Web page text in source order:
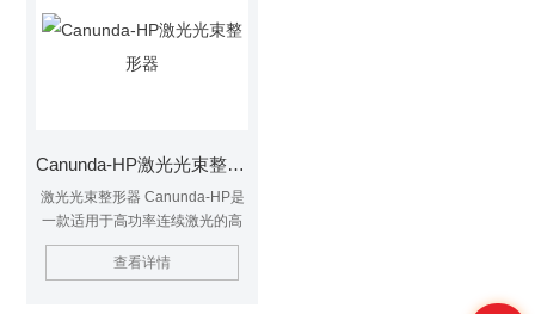
Canunda-HP激光光束整形器
激光光束整形器 Canunda-HP是
一款适用于高功率连续激光的高
效光整形器和合束器，基于Multi-
Plane Light
查看详情